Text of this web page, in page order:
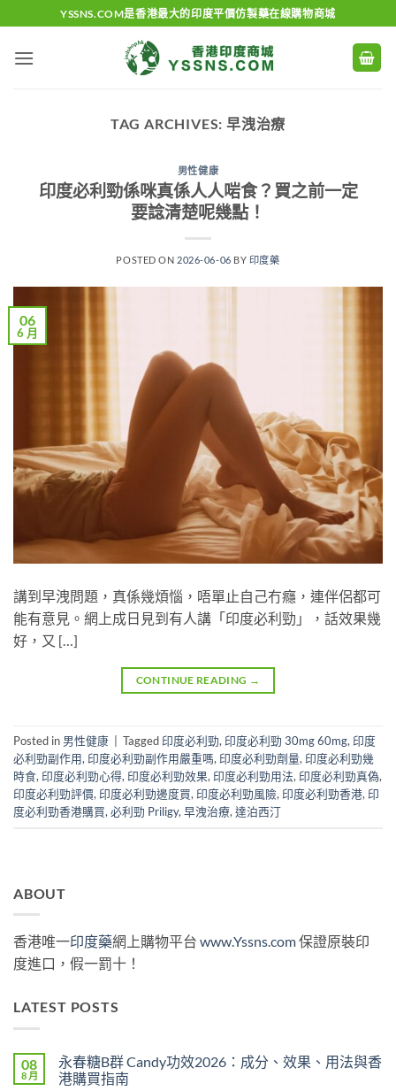
to
content
YSSNS.COM是香港最大的印度平價仿製藥在線購物商城
TAG ARCHIVES: 早洩治療
男性健康
印度必利勁係咪真係人人啱食？買之前一定
要諗清楚呢幾點！
POSTED ON 2026-06-06 BY 印度藥
06
6 月
講到早洩問題，真係幾煩惱，唔單止自己冇癮，連伴侶都可
能有意見。網上成日見到有人講「印度必利勁」，話效果幾
好，又 […]
CONTINUE READING →
Posted in 男性健康 Tagged 印度必利勁, 印度必利勁 30mg 60mg, 印度
必利勁副作用, 印度必利勁副作用嚴重嗎, 印度必利勁劑量, 印度必利勁幾
時食, 印度必利勁心得, 印度必利勁效果, 印度必利勁用法, 印度必利勁真偽,
印度必利勁評價, 印度必利勁邊度買, 印度必利勁風險, 印度必利勁香港, 印
度必利勁香港購買, 必利勁 Priligy, 早洩治療, 達泊西汀
ABOUT
香港唯一印度藥網上購物平台 www.Yssns.com保證原裝印
度進口，假一罰十！
LATEST POSTS
08
8 月
永春糖B群 Candy功效2026：成分、效果、用法與香
港購買指南